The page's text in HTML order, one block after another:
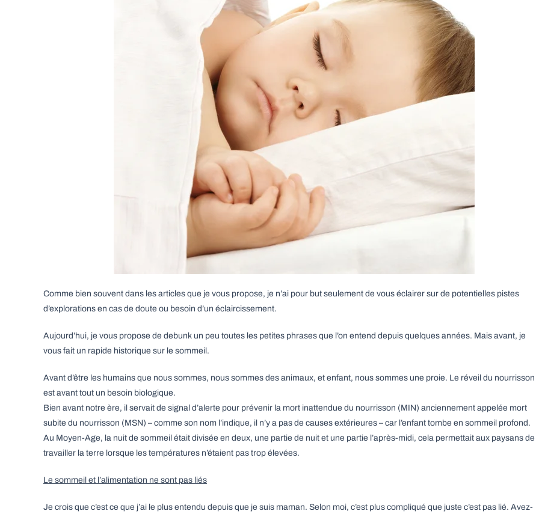
Comme bien souvent dans les articles que je vous propose, je n’ai pour but seulement de vous éclairer sur de potentielles pistes
d’explorations en cas de doute ou besoin d’un éclaircissement.
Aujourd’hui, je vous propose de debunk un peu toutes les petites phrases que l’on entend depuis quelques années. Mais avant, je
vous fait un rapide historique sur le sommeil.
Avant d’être les humains que nous sommes, nous sommes des animaux, et enfant, nous sommes une proie. Le réveil du nourrisson
est avant tout un besoin biologique.
Bien avant notre ère, il servait de signal d’alerte pour prévenir la mort inattendue du nourrisson (MIN) anciennement appelée mort
subite du nourrisson (MSN) – comme son nom l’indique, il n’y a pas de causes extérieures – car l’enfant tombe en sommeil profond.
Au Moyen-Age, la nuit de sommeil était divisée en deux, une partie de nuit et une partie l’après-midi, cela permettait aux paysans de
travailler la terre lorsque les températures n’étaient pas trop élevées.
Le sommeil et l’alimentation ne sont pas liés
Je crois que c’est ce que j’ai le plus entendu depuis que je suis maman. Selon moi, c’est plus compliqué que juste c’est pas lié. Avez-